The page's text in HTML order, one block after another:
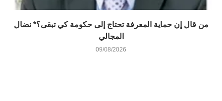
من قال إن حماية المعرفة تحتاج إلى حكومة كي تبقى؟* نضال
المجالي
09/08/2026